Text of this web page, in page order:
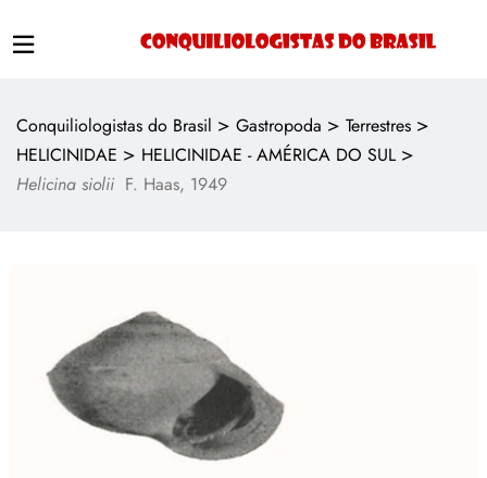
Conquiliologistas do Brasil > Gastropoda > Terrestres >
HELICINIDAE > HELICINIDAE - AMÉRICA DO SUL >
Helicina siolii F. Haas, 1949